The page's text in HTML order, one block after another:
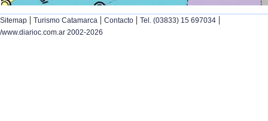
Sitemap | Turismo Catamarca | Contacto | Tel. (03833) 15 697034 |
/www.diarioc.com.ar 2002-2026